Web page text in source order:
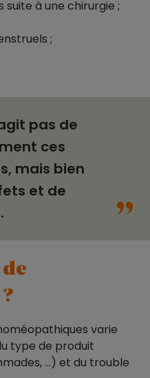
suite à une chirurgie ;
;
pas de
ces
mais bien
et de
“
varie
type de produit
…) et du trouble